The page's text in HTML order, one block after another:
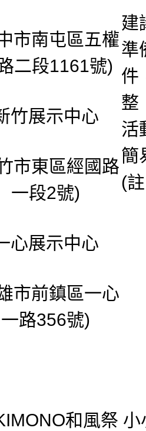
建
準
件
整
活
簡
(
市南屯區五權
二段1161號)
竹展示中心
市東區經國路
一段2號)
心展示中心
市前鎮區一心
一路356號)
和風祭